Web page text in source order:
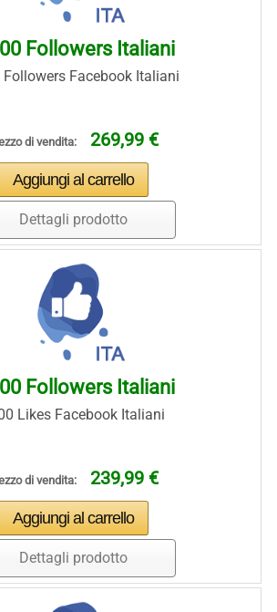
Followers Italiani
Facebook Italiani
di vendita: 269,99 €
Dettagli prodotto
Followers Italiani
Likes Facebook Italiani
di vendita: 239,99 €
Dettagli prodotto